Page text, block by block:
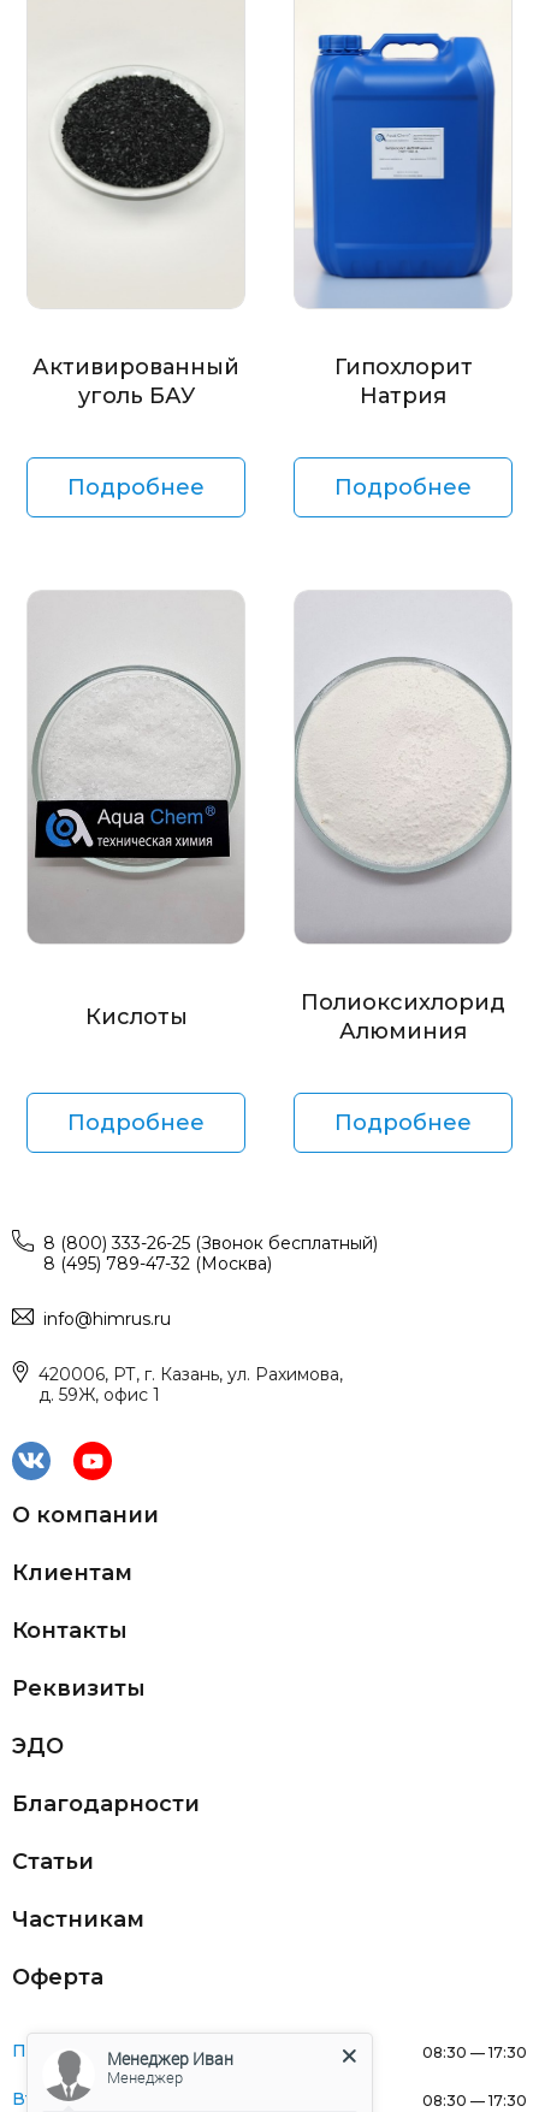
Активированный
уголь БАУ
Подробнее
Гипохлорит
Натрия
Подробнее
Кислоты
Подробнее
Полиоксихлорид
Алюминия
Подробнее
8 (800) 333-26-25 (Звонок бесплатный)
8 (495) 789-47-32 (Москва)
info@himrus.ru
420006, РТ, г. Казань, ул. Рахимова,
д. 59Ж, офис 1
О компании
Клиентам
Контакты
Реквизиты
ЭДО
Благодарности
Статьи
Частникам
Оферта
Понедельник: 08:30 — 17:30
Вторник: 08:30 — 17:30
Менеджер Иван
Менеджер